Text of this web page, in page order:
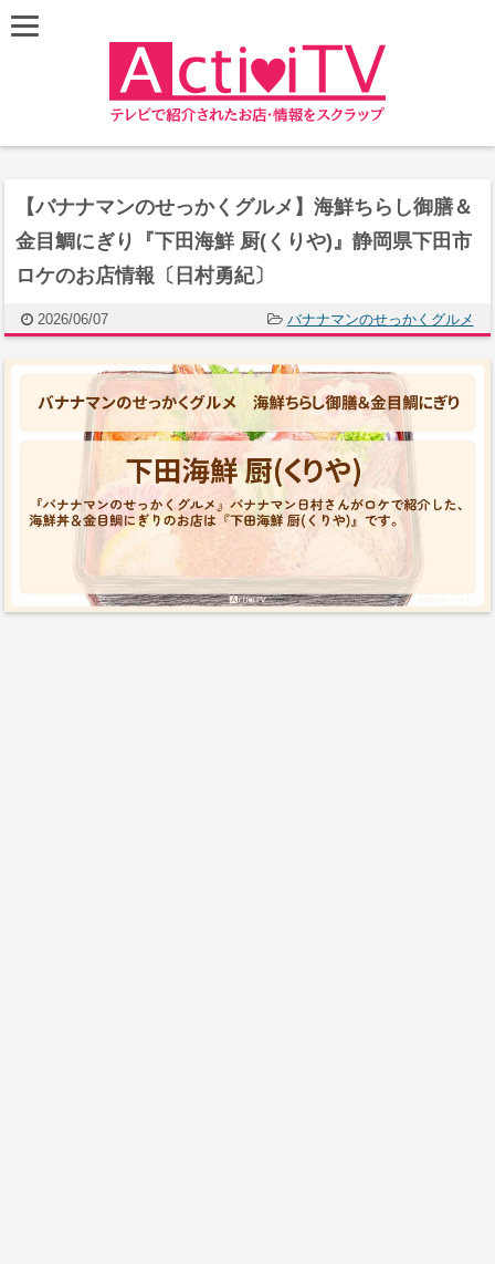
【バナナマンのせっかくグルメ】海鮮ちらし御膳＆
金目鯛にぎり『下田海鮮 厨(くりや)』静岡県下田市
ロケのお店情報〔日村勇紀〕
2026/06/07 バナナマンのせっかくグルメ